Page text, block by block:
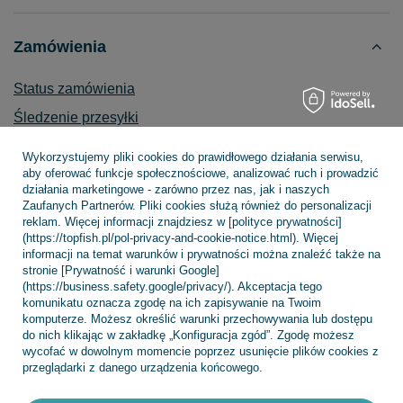
Zamówienia
Status zamówienia
Śledzenie przesyłki
Chcę zwrócić produkt
Chcę wymienić towar
Kontakt
Konto
Regulaminy
Wykorzystujemy pliki cookies do prawidłowego działania serwisu,
aby oferować funkcje społecznościowe, analizować ruch i prowadzić
działania marketingowe - zarówno przez nas, jak i naszych
Zaufanych Partnerów. Pliki cookies służą również do personalizacji
reklam. Więcej informacji znajdziesz w [polityce prywatności]
(https://topfish.pl/pol-privacy-and-cookie-notice.html). Więcej
informacji na temat warunków i prywatności można znaleźć także na
stronie [Prywatność i warunki Google]
(https://business.safety.google/privacy/). Akceptacja tego
komunikatu oznacza zgodę na ich zapisywanie na Twoim
komputerze. Możesz określić warunki przechowywania lub dostępu
do nich klikając w zakładkę „Konfiguracja zgód”. Zgodę możesz
wycofać w dowolnym momencie poprzez usunięcie plików cookies z
przeglądarki z danego urządzenia końcowego.